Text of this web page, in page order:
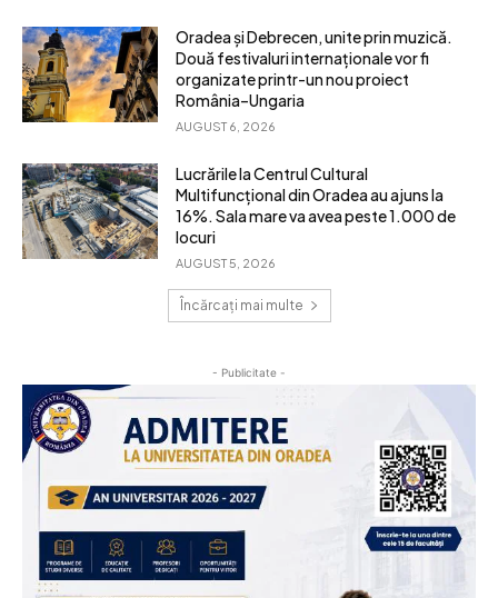
Oradea și Debrecen, unite prin muzică.
Două festivaluri internaționale vor fi
organizate printr-un nou proiect
România–Ungaria
AUGUST 6, 2026
Lucrările la Centrul Cultural
Multifuncțional din Oradea au ajuns la
16%. Sala mare va avea peste 1.000 de
locuri
AUGUST 5, 2026
Încărcați mai multe
- Publicitate -